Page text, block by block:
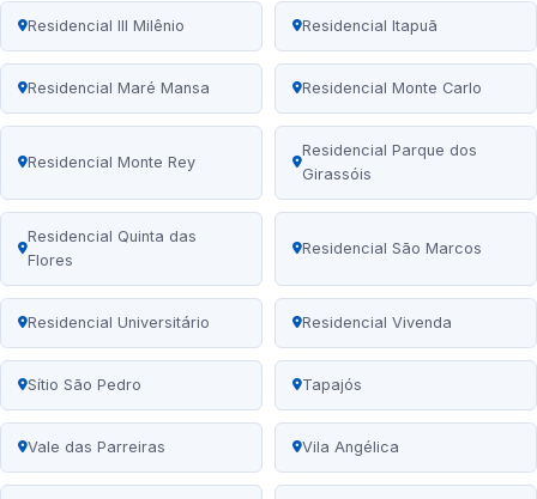
Residencial III Milênio Residencial Itapuã
Residencial Maré Mansa Residencial Monte Carlo
Residencial Monte Rey
Residencial Parque dos
Girassóis
Residencial Quinta das
Flores
Residencial São Marcos
Residencial Universitário Residencial Vivenda
Sítio São Pedro Tapajós
Vale das Parreiras Vila Angélica